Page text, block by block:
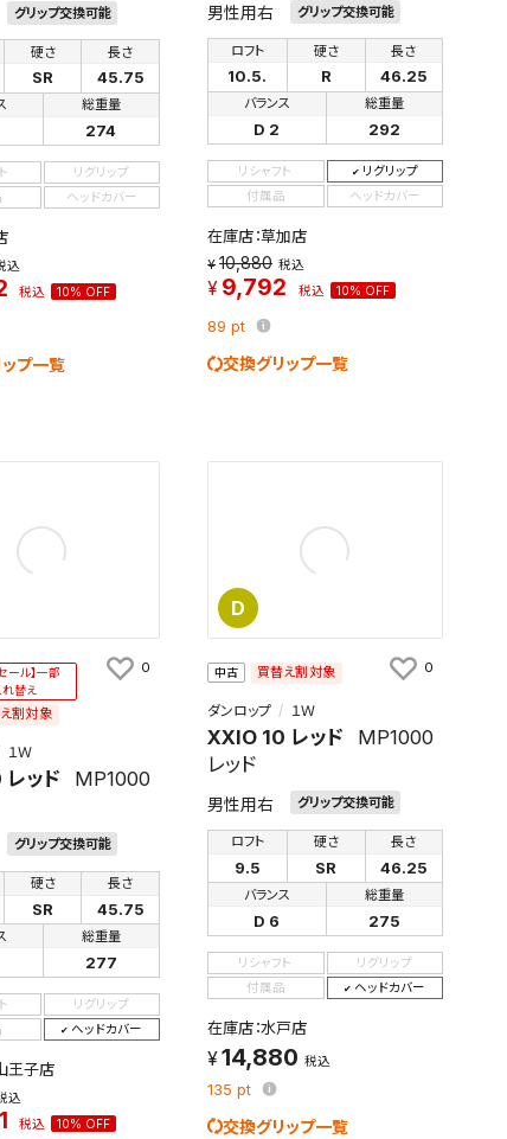
グリップ交換可能
硬さ
SR
長さ
45.75
総重量
274
リグリップ
ヘッドカバー
込
税込 10% OFF
プ一覧
男性用右 グリップ交換可能
ロフト
10.5.
硬さ
R
長さ
46.25
バランス
D 2
総重量
292
リシャフト
リグリップ
付属品
ヘッドカバー
在庫店：草加店
10,880 税込
9,792 税込 10% OFF
89pt
交換グリップ一覧
ール】一部
替え
割対象
１Ｗ
ッド
MP1000
グリップ交換可能
硬さ
SR
長さ
45.75
総重量
277
リグリップ
ヘッドカバー
王子店
込
税込 10% OFF
0
D
中古 買替え割対象
ダンロップ １Ｗ
XXIO 10 レッド
MP1000
レッド
男性用右 グリップ交換可能
ロフト
9.5
硬さ
SR
長さ
46.25
バランス
D 6
総重量
275
リシャフト
リグリップ
付属品
ヘッドカバー
在庫店：水戸店
14,880 税込
135pt
交換グリップ一覧
0
客様
変更